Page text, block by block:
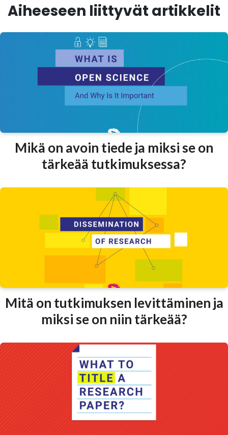
Aiheeseen liittyvät artikkelit
Mikä on avoin tiede ja miksi se on
tärkeää tutkimuksessa?
Mitä on tutkimuksen levittäminen ja
miksi se on niin tärkeää?